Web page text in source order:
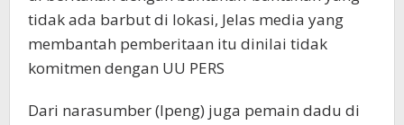
tidak ada barbut di lokasi, Jelas media yang
membantah pemberitaan itu dinilai tidak
komitmen dengan UU PERS
Dari narasumber (Ipeng) juga pemain dadu di